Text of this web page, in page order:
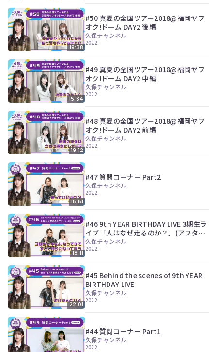
19:38
#50 真夏の全国ツアー2018@福岡ヤフ
オク!ドーム DAY2 後編
久保チャンネル
2022
15:34
#49 真夏の全国ツアー2018@福岡ヤフ
オク!ドーム DAY2 中編
久保チャンネル
2022
19:12
#48 真夏の全国ツアー2018@福岡ヤフ
オク!ドーム DAY2 前編
久保チャンネル
2022
15:51
#47 質問コーナー Part2
久保チャンネル
2022
18:11
#46 9th YEAR BIRTHDAY LIVE 3期生ラ
イブ「人はなぜ走るのか？」(アフター
配信)
久保チャンネル
2022
22:01
#45 Behind the scenes of 9th YEAR
BIRTHDAY LIVE
久保チャンネル
2022
#44 質問コーナー Part1
久保チャンネル
2022